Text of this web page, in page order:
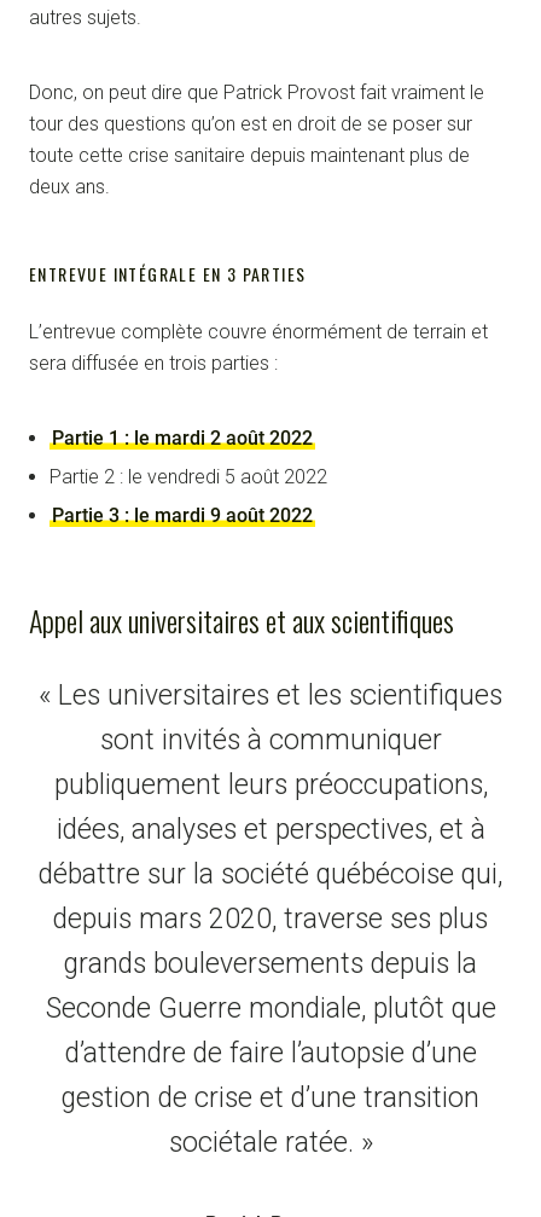
autres sujets.
Donc, on peut dire que Patrick Provost fait vraiment le
tour des questions qu’on est en droit de se poser sur
toute cette crise sanitaire depuis maintenant plus de
deux ans.
ENTREVUE INTÉGRALE EN 3 PARTIES
L’entrevue complète couvre énormément de terrain et
sera diffusée en trois parties :
Partie 1 : le mardi 2 août 2022
Partie 2 : le vendredi 5 août 2022
Partie 3 : le mardi 9 août 2022
Appel aux universitaires et aux scientifiques
« Les universitaires et les scientifiques
sont invités à communiquer
publiquement leurs préoccupations,
idées, analyses et perspectives, et à
débattre sur la société québécoise qui,
depuis mars 2020, traverse ses plus
grands bouleversements depuis la
Seconde Guerre mondiale, plutôt que
d’attendre de faire l’autopsie d’une
gestion de crise et d’une transition
sociétale ratée. »